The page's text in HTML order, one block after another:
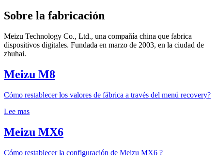
Sobre la fabricación
Meizu Technology Co., Ltd., una compañía china que fabrica
dispositivos digitales. Fundada en marzo de 2003, en la ciudad de
zhuhai.
Meizu M8
Cómo restablecer los valores de fábrica a través del menú recovery?
Lee mas
Meizu MX6
Cómo restablecer la configuración de Meizu MX6 ?